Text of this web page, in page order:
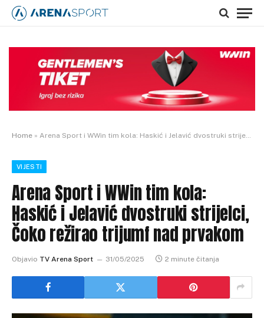
Home » Arena Sport i WWin tim kola: Haskić i Jelavić dvostruki strijelci, Čoko režirao trijumf nad prvakom
VIJESTI
Arena Sport i WWin tim kola:
Haskić i Jelavić dvostruki strijelci,
Čoko režirao trijumf nad prvakom
Objavio TV Arena Sport 31/05/2025 2 minute čitanja